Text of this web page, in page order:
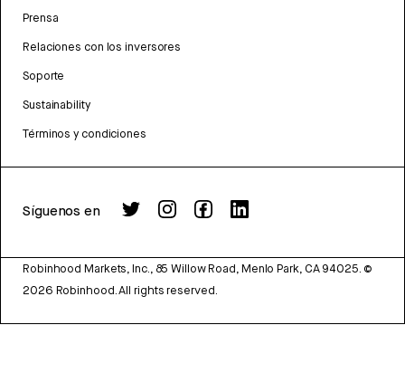
Prensa
Relaciones con los inversores
Soporte
Sustainability
Términos y condiciones
Síguenos en
Robinhood Markets, Inc., 85 Willow Road, Menlo Park, CA 94025. ©
2026 Robinhood. All rights reserved.